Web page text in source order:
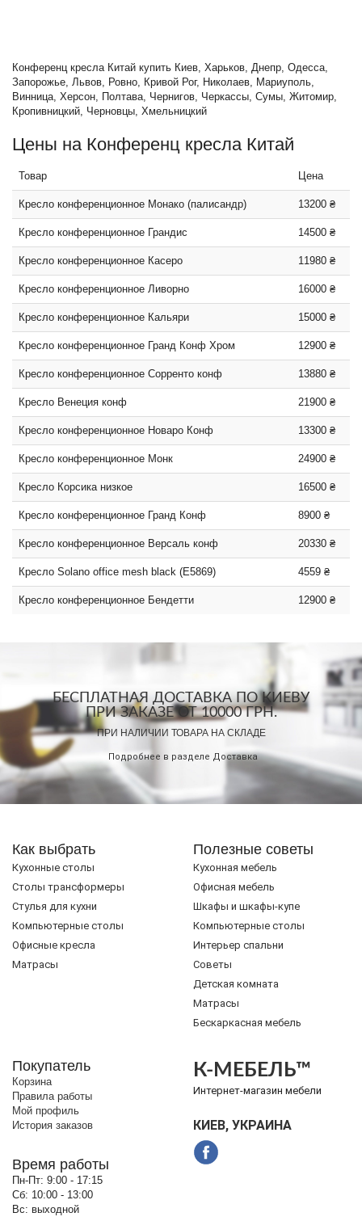
Конференц кресла Китай купить Киев, Харьков, Днепр, Одесса,
Запорожье, Львов, Ровно, Кривой Рог, Николаев, Мариуполь,
Винница, Херсон, Полтава, Чернигов, Черкассы, Сумы, Житомир,
Кропивницкий, Черновцы, Хмельницкий
Цены на Конференц кресла Китай
Товар Цена
Кресло конференционное Монако (палисандр) 13200 ₴
Кресло конференционное Грандис 14500 ₴
Кресло конференционное Касеро 11980 ₴
Кресло конференционное Ливорно 16000 ₴
Кресло конференционное Кальяри 15000 ₴
Кресло конференционное Гранд Конф Хром 12900 ₴
Кресло конференционное Сорренто конф 13880 ₴
Кресло Венеция конф 21900 ₴
Кресло конференционное Новаро Конф 13300 ₴
Кресло конференционное Монк 24900 ₴
Кресло Корсика низкое 16500 ₴
Кресло конференционное Гранд Конф 8900 ₴
Кресло конференционное Версаль конф 20330 ₴
Кресло Solano office mesh black (E5869) 4559 ₴
Кресло конференционное Бендетти 12900 ₴
БЕСПЛАТНАЯ ДОСТАВКА ПО КИЕВУ
ПРИ ЗАКАЗЕ ОТ 10000 ГРН.
ПРИ НАЛИЧИИ ТОВАРА НА СКЛАДЕ
Подробнее в разделе Доставка
Как выбрать
Кухонные столы
Cтолы трансформеры
Стулья для кухни
Компьютерные столы
Офисные кресла
Матрасы
Полезные советы
Кухонная мебель
Офисная мебель
Шкафы и шкафы-купе
Компьютерные столы
Интерьер спальни
Советы
Детская комната
Матрасы
Бескаркасная мебель
Покупатель
Корзина
Правила работы
Мой профиль
История заказов
Время работы
Пн-Пт: 9:00 - 17:15
Сб: 10:00 - 13:00
Вс: выходной
К-МЕБЕЛЬ™
Интернет-магазин мебели
КИЕВ, УКРАИНА